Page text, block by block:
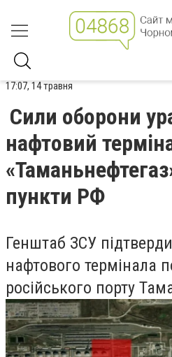
17:07, 14 травня
Сили оборони
нафтовий
пункти РФ
Генштаб ЗСУ
нафтового термінала
російського порту